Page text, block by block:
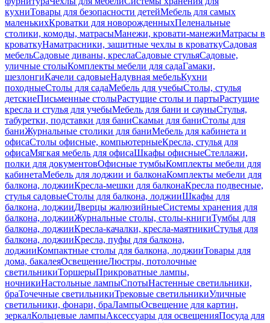
кухниТовары для безопасности детейМебель для самых
маленькихКроватки для новорожденныхПеленальные
столики, комоды, матрасыМанежи, кровати-манежиМатрасы в
кроваткуНаматрасники, защитные чехлы в кроваткуСадовая
мебельСадовые диваны, креслаСадовые стульяСадовые,
уличные столыКомплекты мебели для садаГамаки,
шезлонгиКачели садовыеНадувная мебельКухни
походныеСтолы для садаМебель для учебыСтолы, стулья
детскиеПисьменные столыРастущие столы и партыРастущие
кресла и стулья для учебыМебель для бани и сауныСтулья,
табуретки, подставки для баниСкамьи для баниСтолы для
баниЖурнальные столики для баниМебель для кабинета и
офисаСтолы офисные, компьютерныеКресла, стулья для
офисаМягкая мебель для офисаШкафы офисныеСтеллажи,
полки для документовОфисные тумбыКомплекты мебели для
кабинетаМебель для лоджии и балконаКомплекты мебели для
балкона, лоджииКресла-мешки для балконаКресла подвесные,
стулья садовыеСтолы для балкона, лоджииШкафы для
балкона, лоджииДверцы жалюзийныеСистемы хранения для
балкона, лоджииЖурнальные столы, столы-книгиТумбы для
балкона, лоджииКресла-качалки, кресла-маятникиСтулья для
балкона, лоджииКресла, пуфы для балкона,
лоджииКомпактные столы для балкона, лоджииТовары для
дома, бакалеяОсвещениеЛюстры, потолочные
светильникиТоршерыПрикроватные лампы,
ночникиНастольные лампыСпотыНастенные светильники,
браТочечные светильникиТрековые светильникиУличные
светильники, фонари, браЛампыОсвещение для картин,
зеркалКольцевые лампыАксессуары для освещенияПосуда для